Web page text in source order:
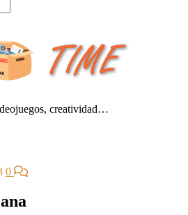
creatividad…
0